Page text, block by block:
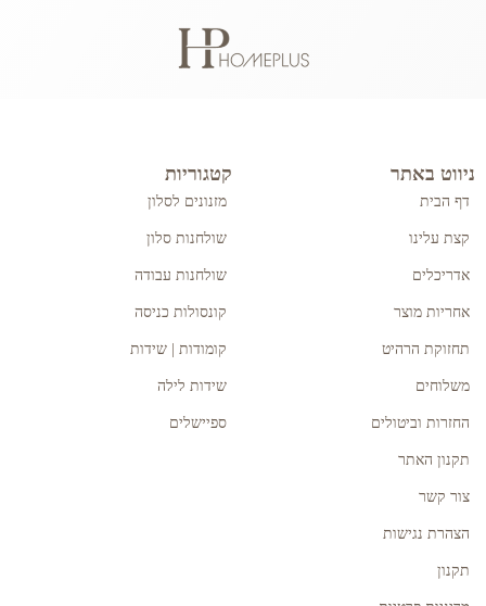
ניווט באתר
דף הבית
קצת עלינו
אדריכלים
אחריות מוצר
תחזוקת הרהיט
משלוחים
החזרות וביטולים
תקנון האתר
צור קשר
הצהרת נגישות
תקנון
קטגוריות
מזנונים לסלון
שולחנות סלון
שולחנות עבודה
קונסולות כניסה
קומודות | שידות
שידות לילה
ספיישלים